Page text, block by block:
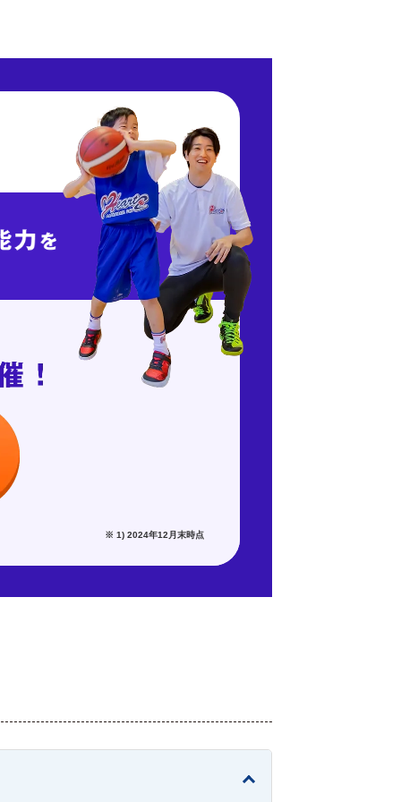
※ 1) 2024年12月末時点